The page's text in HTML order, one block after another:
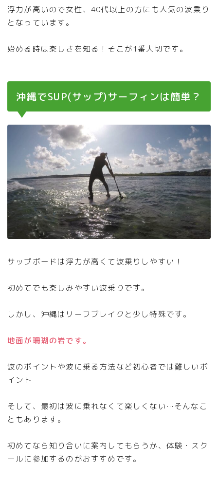
浮力が高いので女性、40代以上の方にも人気の波乗り
となっています。
始める時は楽しさを知る！そこが1番大切です。
沖縄でSUP(サップ)サーフィンは簡単？
サップボードは浮力が高くて波乗りしやすい！
初めてでも楽しみやすい波乗りです。
しかし、沖縄はリーフブレイクと少し特殊です。
地面が珊瑚の岩です。
波のポイントや波に乗る方法など初心者では難しいポ
イント
そして、最初は波に乗れなくて楽しくない…そんなこ
ともあります。
初めてなら知り合いに案内してもらうか、体験・スク
ールに参加するのがおすすめです。